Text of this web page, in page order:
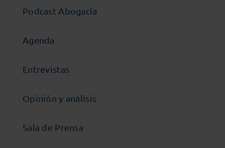
Podcast Abogacía
Agenda
Entrevistas
Opinión y análisis
Sala de Prensa